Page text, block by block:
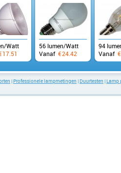
Watt
17.51
56 lumen/Watt
Vanaf €24.42
94
Vanaf €
|Professionele lampmetingen |Duurtesten |Lamp